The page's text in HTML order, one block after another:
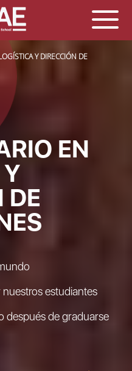
Y DIRECCIÓN DE
EN
DE
estudiantes
después de graduarse